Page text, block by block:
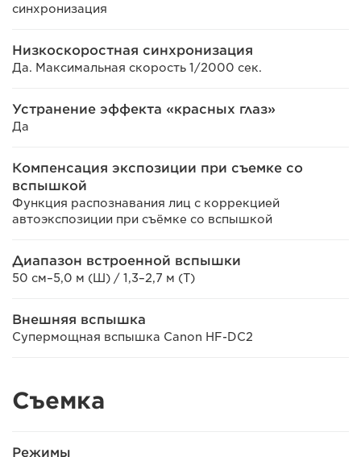
синхронизация
Низкоскоростная синхронизация
Да. Максимальная скорость 1/2000 сек.
Устранение эффекта «красных глаз»
Да
Компенсация экспозиции при съемке со
вспышкой
Функция распознавания лиц с коррекцией
автоэкспозиции при съёмке со вспышкой
Диапазон встроенной вспышки
50 см–5,0 м (Ш) / 1,3–2,7 м (T)
Внешняя вспышка
Супермощная вспышка Canon HF-DC2
Съемка
Режимы